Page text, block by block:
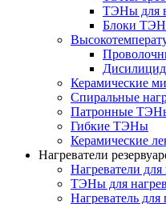
ТЭНы для
Блоки
Дисилицид
Керамические
Спиральные
Патронные
Гибкие ТЭНы
Керамические
Нагреватели
Нагреватели
ТЭНы для
Нагреватель